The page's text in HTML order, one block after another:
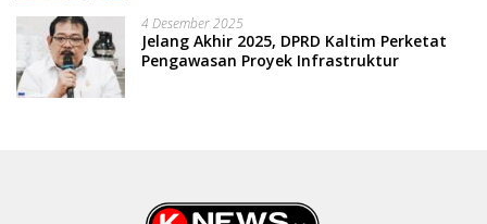
4 Desember 2025
Jelang Akhir 2025, DPRD Kaltim Perketat
Pengawasan Proyek Infrastruktur